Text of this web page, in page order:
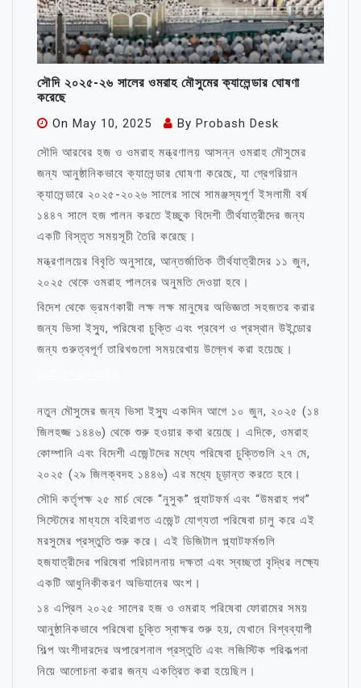
সৌদি ২০২৫-২৬ সালের ওমরাহ মৌসুমের ক্যালেন্ডার ঘোষণা
করেছে
On May 10, 2025 By Probash Desk
সৌদি আরবের হজ ও ওমরাহ মন্ত্রণালয় আসন্ন ওমরাহ মৌসুমের
জন্য আনুষ্ঠানিকভাবে ক্যালেন্ডার ঘোষণা করেছে, যা গ্রেগরিয়ান
ক্যালেন্ডারে ২০২৫-২০২৬ সালের সাথে সামঞ্জস্যপূর্ণ ইসলামী বর্ষ
১৪৪৭ সালে হজ পালন করতে ইচ্ছুক বিদেশী তীর্থযাত্রীদের জন্য
একটি বিস্তৃত সময়সূচী তৈরি করেছে।
মন্ত্রণালয়ের বিবৃতি অনুসারে, আন্তর্জাতিক তীর্থযাত্রীদের ১১ জুন,
২০২৫ থেকে ওমরাহ পালনের অনুমতি দেওয়া হবে।
বিদেশ থেকে ভ্রমণকারী লক্ষ লক্ষ মানুষের অভিজ্ঞতা সহজতর করার
জন্য ভিসা ইস্যু, পরিষেবা চুক্তি এবং প্রবেশ ও প্রস্থান উইন্ডোর
জন্য গুরুত্বপূর্ণ তারিখগুলো সময়রেখায় উল্লেখ করা হয়েছে।
নতুন মৌসুমের জন্য ভিসা ইস্যু একদিন আগে ১০ জুন, ২০২৫ (১৪
জিলহজ্জ ১৪৪৬) থেকে শুরু হওয়ার কথা রয়েছে। এদিকে, ওমরাহ
কোম্পানি এবং বিদেশী এজেন্টদের মধ্যে পরিষেবা চুক্তিগুলি ২৭ মে,
২০২৫ (২৯ জিলক্বদহ ১৪৪৬) এর মধ্যে চূড়ান্ত করতে হবে।
সৌদি কর্তৃপক্ষ ২৫ মার্চ থেকে “নুসুক” প্ল্যাটফর্ম এবং “উমরাহ পথ”
সিস্টেমের মাধ্যমে বহিরাগত এজেন্ট যোগ্যতা পরিষেবা চালু করে এই
মরসুমের প্রস্তুতি শুরু করে। এই ডিজিটাল প্ল্যাটফর্মগুলি
হজযাত্রীদের পরিষেবা পরিচালনায় দক্ষতা এবং স্বচ্ছতা বৃদ্ধির লক্ষ্যে
একটি আধুনিকীকরণ অভিযানের অংশ।
১৪ এপ্রিল ২০২৫ সালের হজ ও ওমরাহ পরিষেবা ফোরামের সময়
আনুষ্ঠানিকভাবে পরিষেবা চুক্তি স্বাক্ষর শুরু হয়, যেখানে বিশ্বব্যাপী
শিল্প অংশীদারদের অপারেশনাল প্রস্তুতি এবং লজিস্টিক পরিকল্পনা
নিয়ে আলোচনা করার জন্য একত্রিত করা হয়েছিল।